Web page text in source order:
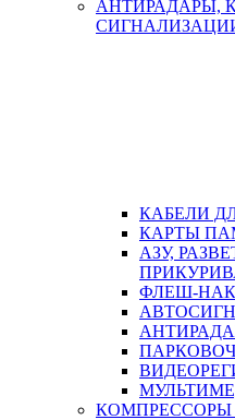
АНТИРАДАРЫ,
КАБЕЛИ
КАРТЫ
АЗУ,
ФЛЕШ-